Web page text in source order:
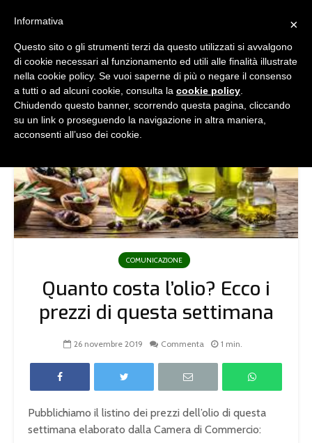
COMUNICAZIONE
Quanto costa l’olio? Ecco i
prezzi di questa settimana
26 novembre 2019 Commenta 1 min.
Pubblichiamo il listino dei prezzi dell’olio di questa
settimana elaborato dalla Camera di Commercio:
×
Informativa
Questo sito o gli strumenti terzi da questo utilizzati si avvalgono
di cookie necessari al funzionamento ed utili alle finalità illustrate
nella cookie policy. Se vuoi saperne di più o negare il consenso
a tutti o ad alcuni cookie, consulta la cookie policy
Chiudendo questo banner, scorrendo questa pagina, cliccando
su un link o proseguendo la navigazione in altra maniera,
acconsenti all’uso dei cookie.